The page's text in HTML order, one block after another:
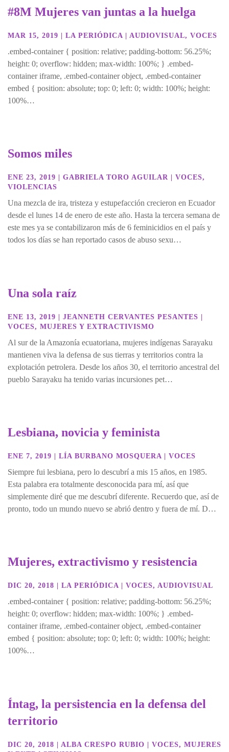
#8M Mujeres van juntas a la huelga
MAR 15, 2019 LA PERIÓDICA AUDIOVISUAL, VOCES
.embed-container { position: relative; padding-bottom: 56.25%;
height: 0; overflow: hidden; max-width: 100%; } .embed-
container iframe, .embed-container object, .embed-container
embed { position: absolute; top: 0; left: 0; width: 100%; height:
100%…
Somos miles
ENE 23, 2019 GABRIELA TORO AGUILAR VOCES,
VIOLENCIAS
Una mezcla de ira, tristeza y estupefacción crecieron en Ecuador
desde el lunes 14 de enero de este año. Hasta la tercera semana de
este mes ya se contabilizaron más de 6 feminicidios en el país y
todos los días se han reportado casos de abuso sexu…
Una sola raíz
ENE 13, 2019 | JEANNETH CERVANTES PESANTES |
VOCES, MUJERES Y EXTRACTIVISMO
Al sur de la Amazonía ecuatoriana, mujeres indígenas Sarayaku
mantienen viva la defensa de sus tierras y territorios contra la
explotación petrolera. Desde los años 30, el territorio ancestral del
pueblo Sarayaku ha tenido varias incursiones pet…
Lesbiana, novicia y feminista
ENE 7, 2019 LÍA BURBANO MOSQUERA VOCES
Siempre fui lesbiana, pero lo descubrí a mis 15 años, en 1985.
Esta palabra era totalmente desconocida para mí, así que
simplemente diré que me descubrí diferente. Recuerdo que, así de
pronto, todo un mundo nuevo se abrió dentro y fuera de mí. D…
Mujeres, extractivismo y resistencia
DIC 20, 2018 LA PERIÓDICA VOCES, AUDIOVISUAL
.embed-container { position: relative; padding-bottom: 56.25%;
height: 0; overflow: hidden; max-width: 100%; } .embed-
container iframe, .embed-container object, .embed-container
embed { position: absolute; top: 0; left: 0; width: 100%; height:
100%…
Íntag, la persistencia en la defensa del
territorio
DIC 20, 2018 | ALBA CRESPO RUBIO | VOCES, MUJERES